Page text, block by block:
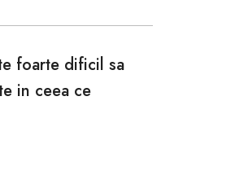
foarte dificil sa
in ceea ce